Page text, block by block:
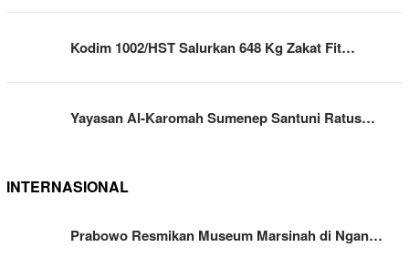
Kodim 1002/HST Salurkan 648 Kg Zakat Fit…
Yayasan Al-Karomah Sumenep Santuni Ratus…
INTERNASIONAL
Prabowo Resmikan Museum Marsinah di Ngan…